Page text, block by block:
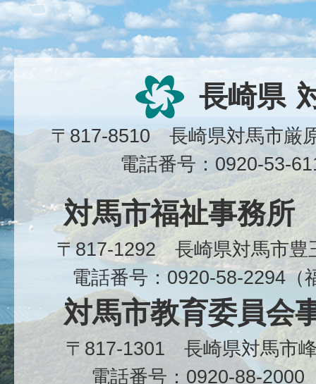
長崎県
〒817-8510 長崎県対馬市
電話番号：0920-53-
対馬市福祉事務所
〒817-1292 長崎県対馬市
電話番号：0920-58-2294（
対馬市教育委員会
〒817-1301 長崎県対馬市
電話番号：0920-88-2000